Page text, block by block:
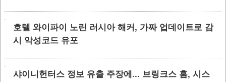
호텔 와이파이 노린 러시아 해커, 가짜 업데이트로 감
시 악성코드 유포
샤이니헌터스 정보 유출 주장에... 브링크스 홈, 시스